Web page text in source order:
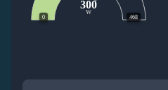
0 468
300
W